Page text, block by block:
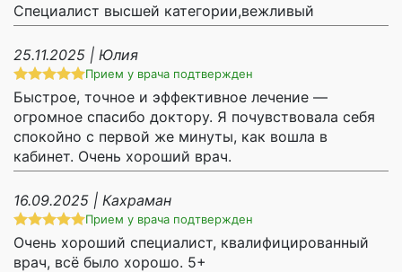
Специалист высшей категории,вежливый
25.11.2025 | Юлия
Прием у врача подтвержден
Быстрое, точное и эффективное лечение —
огромное спасибо доктору. Я почувствовала себя
спокойно с первой же минуты, как вошла в
кабинет. Очень хороший врач.
16.09.2025 | Кахраман
Прием у врача подтвержден
Очень хороший специалист, квалифицированный
врач, всё было хорошо. 5+